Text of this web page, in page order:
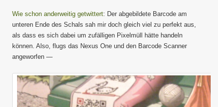
Wie schon anderweitig getwittert: Der abgebildete Barcode am
unteren Ende des Schals sah mir doch gleich viel zu perfekt aus,
als dass es sich dabei um zufälligen Pixelmüll hätte handeln
können. Also, flugs das Nexus One und den Barcode Scanner
angeworfen —